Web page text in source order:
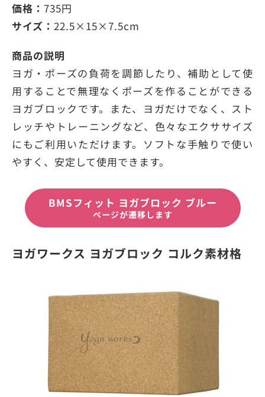
価格： 735円
サイズ： 22.5×15×7.5cm
商品の説明
ヨガ・ポーズの負荷を調節したり、補助として使
用することで無理なくポーズを作ることができる
ヨガブロックです。また、ヨガだけでなく、スト
レッチやトレーニングなど、色々なエクササイズ
にもご利用いただけます。ソフトな手触りで使い
やすく、安定して使用できます。
BMSフィット ヨガブロック ブルー
ページが遷移します
ヨガワークス ヨガブロック コルク素材格